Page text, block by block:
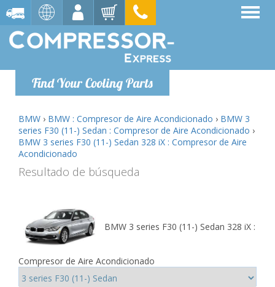
Find Your Cooling Parts
BMW › BMW : Compresor de Aire Acondicionado › BMW 3
series F30 (11-) Sedan : Compresor de Aire Acondicionado ›
BMW 3 series F30 (11-) Sedan 328 iX : Compresor de Aire
Acondicionado
Resultado de búsqueda
BMW 3 series F30 (11-) Sedan 328 iX :
Compresor de Aire Acondicionado